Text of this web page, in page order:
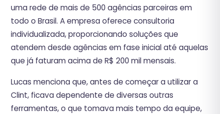
uma rede de mais de 500 agências parceiras em
todo o Brasil. A empresa oferece consultoria
individualizada, proporcionando soluções que
atendem desde agências em fase inicial até aquelas
que já faturam acima de R$ 200 mil mensais.
‍Lucas menciona que, antes de começar a utilizar a
Clint, ficava dependente de diversas outras
ferramentas, o que tomava mais tempo da equipe,